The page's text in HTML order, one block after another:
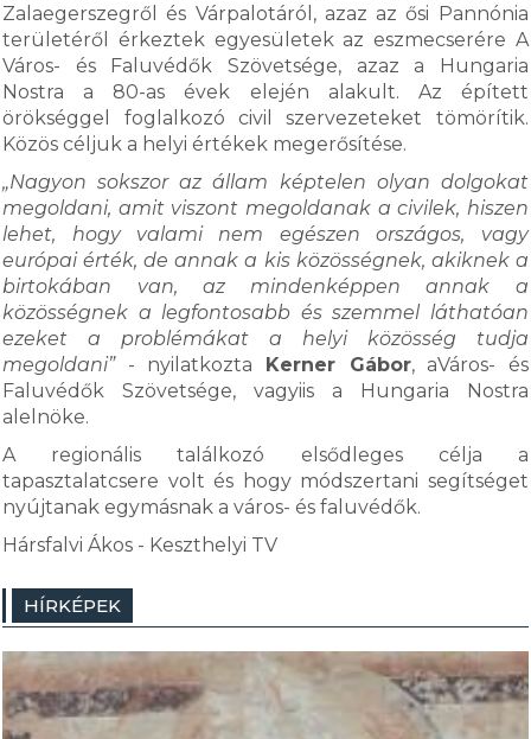
Zalaegerszegről és Várpalotáról, azaz az ősi Pannónia
területéről érkeztek egyesületek az eszmecserére A
Város- és Faluvédők Szövetsége, azaz a Hungaria
Nostra a 80-as évek elején alakult. Az épített
örökséggel foglalkozó civil szervezeteket tömörítik.
Közös céljuk a helyi értékek megerősítése.
„Nagyon sokszor az állam képtelen olyan dolgokat
megoldani, amit viszont megoldanak a civilek, hiszen
lehet, hogy valami nem egészen országos, vagy
európai érték, de annak a kis közösségnek, akiknek a
birtokában van, az mindenképpen annak a
közösségnek a legfontosabb és szemmel láthatóan
ezeket a problémákat a helyi közösség tudja
megoldani”- nyilatkozta Kerner Gábor, aVáros- és
Faluvédők Szövetsége, vagyiis a Hungaria Nostra
alelnöke.
A regionális találkozó elsődleges célja a
tapasztalatcsere volt és hogy módszertani segítséget
nyújtanak egymásnak a város- és faluvédők.
Hársfalvi Ákos - Keszthelyi TV
HÍRKÉPEK